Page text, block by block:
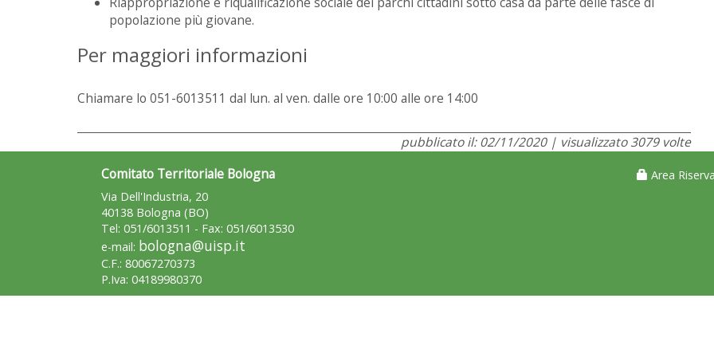
popolazione più giovane.
Per maggiori informazioni
Chiamare lo 051-6013511 dal lun. al ven. dalle ore 10:00 alle ore 14:00
pubblicato il: 02/11/2020 | visualizzato 3079 volte
Comitato Territoriale Bologna
Via Dell'Industria, 20
40138 Bologna (BO)
Tel: 051/6013511 - Fax: 051/6013530
e-mail: bologna@uisp.it
C.F.: 80067270373
P.Iva: 04189980370
Area